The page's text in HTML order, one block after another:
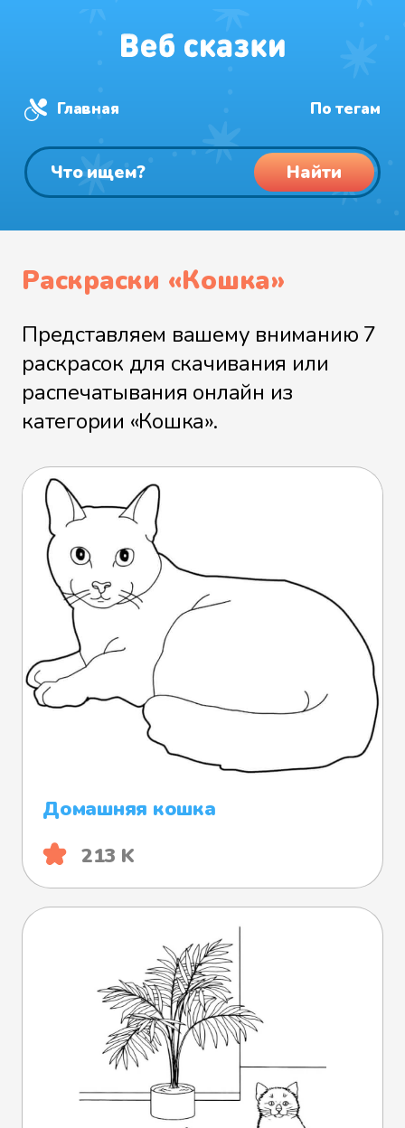
Главная По тегам
Найти
Раскраски «Кошка»
Представляем вашему вниманию 7
раскрасок для скачивания или
распечатывания онлайн из
категории «Кошка».
Домашняя кошка
213 K